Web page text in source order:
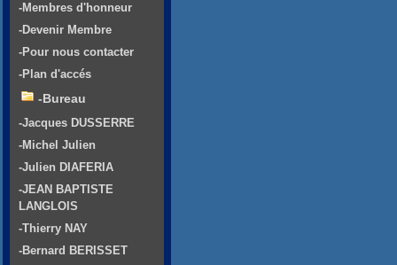
-Membres d'honneur
-Devenir Membre
-Pour nous contacter
-Plan d'accés
-Bureau
-Jacques DUSSERRE
-Michel Julien
-Julien DIAFERIA
-JEAN BAPTISTE
LANGLOIS
-Thierry NAY
-Bernard BERISSET